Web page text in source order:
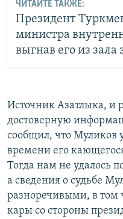
ЧИТАЙТЕ ТАКЖЕ:
Президент
министра
выгнав его из
Источник Азатлыка, и
достоверную
сообщил, что Муликов
времени его
Тогда нам не удалось
а сведения о судьбе
разноречивыми, в том
кары со стороны